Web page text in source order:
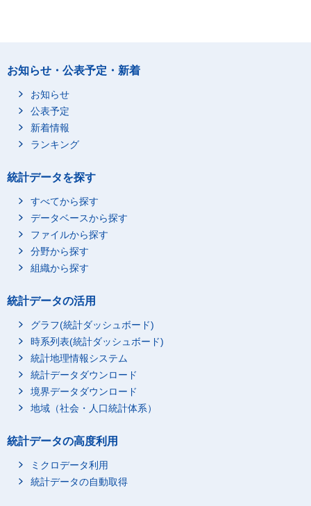
お知らせ・公表予定・新着
お知らせ
公表予定
新着情報
ランキング
統計データを探す
すべてから探す
データベースから探す
ファイルから探す
分野から探す
組織から探す
統計データの活用
グラフ(統計ダッシュボード)
時系列表(統計ダッシュボード)
統計地理情報システム
統計データダウンロード
境界データダウンロード
地域（社会・人口統計体系）
統計データの高度利用
ミクロデータ利用
統計データの自動取得